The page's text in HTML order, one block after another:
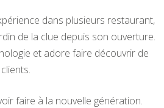
dans plusieurs restaurant,
de la clue depuis son ouverture.
et adore faire découvrir de
faire à la nouvelle génération.